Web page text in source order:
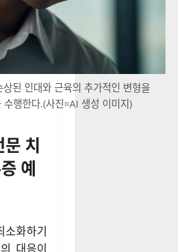
된 인대와 근육의 추가적인 변형을
수행한다.(사진=AI 생성 이미지)
치
예
소화하기
대응이